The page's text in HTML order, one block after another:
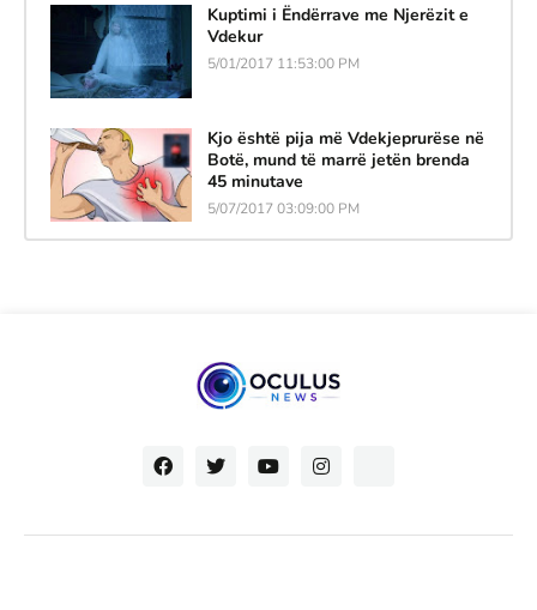
Kuptimi i Ëndërrave me Njerëzit e
Vdekur
5/01/2017 11:53:00 PM
Kjo është pija më Vdekjeprurëse në
Botë, mund të marrë jetën brenda
45 minutave
5/07/2017 03:09:00 PM